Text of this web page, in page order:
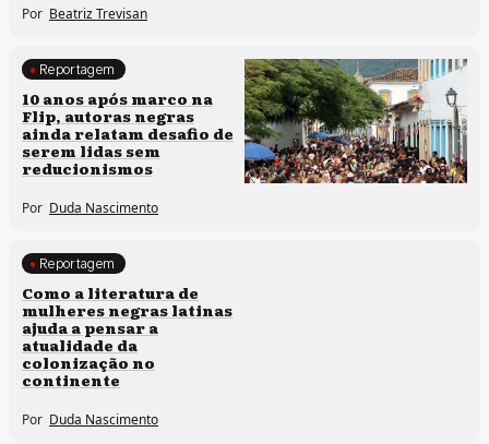
Por Beatriz Trevisan
Processos artísticos
Reportagem
10 anos após marco na
Flip, autoras negras
ainda relatam desafio de
serem lidas sem
reducionismos
Por Duda Nascimento
Direitos humanos
Reportagem
Como a literatura de
mulheres negras latinas
ajuda a pensar a
atualidade da
colonização no
continente
Por Duda Nascimento